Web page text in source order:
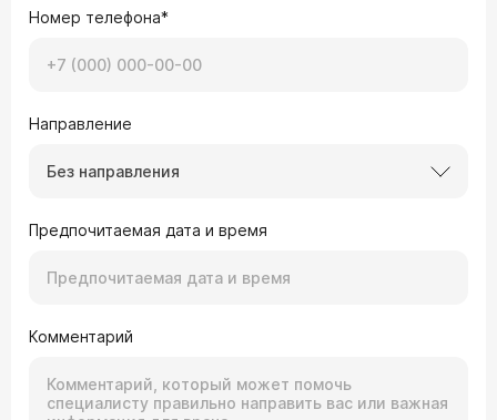
Номер телефона*
Направление
Без направления
Предпочитаемая дата и время
Комментарий